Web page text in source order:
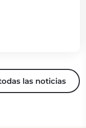
las noticias